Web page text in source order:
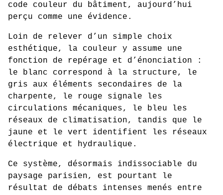
code couleur du bâtiment, aujourd’hui
perçu comme une évidence.
Loin de relever d’un simple choix
esthétique, la couleur y assume une
fonction de repérage et d’énonciation :
le blanc correspond à la structure, le
gris aux éléments secondaires de la
charpente, le rouge signale les
circulations mécaniques, le bleu les
réseaux de climatisation, tandis que le
jaune et le vert identifient les réseaux
électrique et hydraulique.
Ce système, désormais indissociable du
paysage parisien, est pourtant le
résultat de débats intenses menés entre